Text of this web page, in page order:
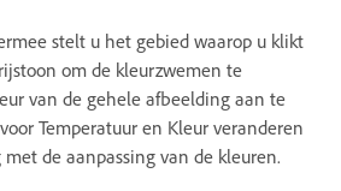
stelt u het gebied waarop u klikt
om de kleurzwemen te
van de gehele afbeelding aan te
Temperatuur en Kleur veranderen
de aanpassing van de kleuren.